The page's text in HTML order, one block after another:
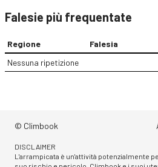
Falesie più frequentate
Regione Falesia
Nessuna ripetizione
© Climbook
DISCLAIMER
L'arrampicata è un'attività potenzialmente